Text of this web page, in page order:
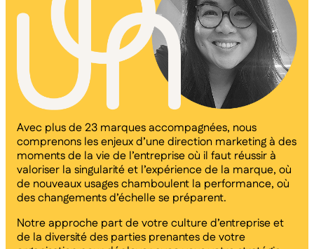
Avec plus de 23 marques accompagnées, nous
comprenons les enjeux d’une direction marketing à des
moments de la vie de l’entreprise où il faut réussir à
valoriser la singularité et l’expérience de la marque, où
de nouveaux usages chamboulent la performance, où
des changements d’échelle se préparent.
Notre approche part de votre culture d’entreprise et
de la diversité des parties prenantes de votre